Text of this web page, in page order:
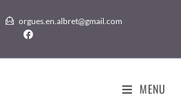
orgues.en.albret@gmail.com
MENU